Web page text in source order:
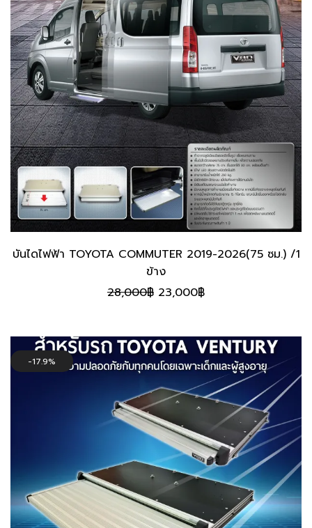
บันไดไฟฟ้า TOYOTA COMMUTER 2019-2026(75 ซม.) /1
ข้าง
28,000฿ Original
28,000฿.
23,000฿Current
23,000฿.
17.9%